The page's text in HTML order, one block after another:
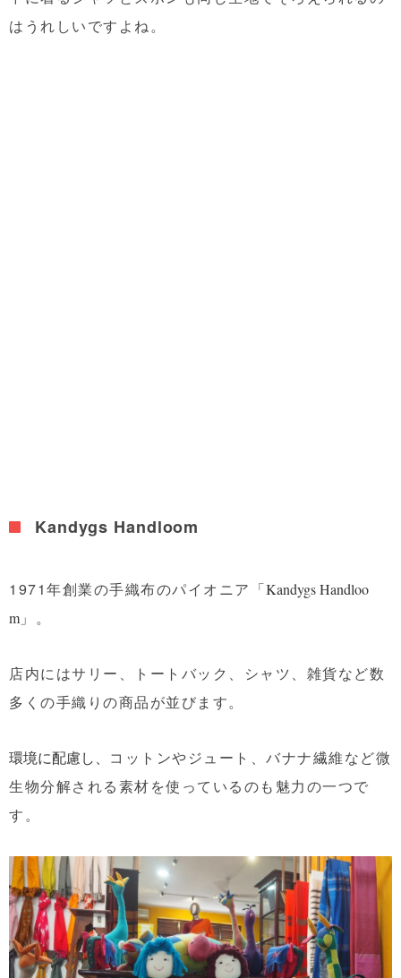
はうれしいですよね。
Kandygs Handloom
1971年創業の手織布のパイオニア「Kandygs Handloo
m 」。
店内にはサリー、トートバック、シャツ、雑貨など数
多くの手織りの商品が並びます。
環境に配慮し、 コットンやジュート、バナナ繊維など微
生物分解される素材を使っているのも魅力の一つで
す。